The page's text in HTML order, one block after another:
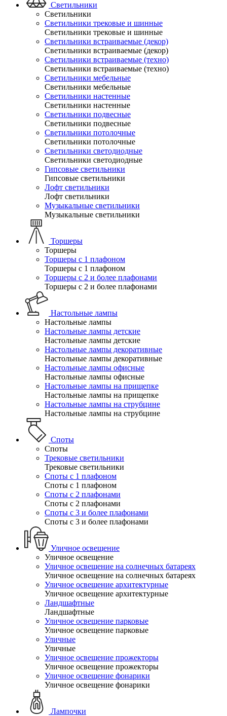
Светильники
Светильники
Светильники трековые и шинные
Светильники трековые и шинные
Светильники встраиваемые (декор)
Светильники встраиваемые (декор)
Светильники встраиваемые (техно)
Светильники встраиваемые (техно)
Светильники мебельные
Светильники мебельные
Светильники настенные
Светильники настенные
Светильники подвесные
Светильники подвесные
Светильники потолочные
Светильники потолочные
Светильники светодиодные
Светильники светодиодные
Гипсовые светильники
Гипсовые светильники
Лофт светильники
Лофт светильники
Музыкальные светильники
Музыкальные светильники
Торшеры
Торшеры
Торшеры с 1 плафоном
Торшеры с 1 плафоном
Торшеры с 2 и более плафонами
Торшеры с 2 и более плафонами
Настольные лампы
Настольные лампы
Настольные лампы детские
Настольные лампы детские
Настольные лампы декоративные
Настольные лампы декоративные
Настольные лампы офисные
Настольные лампы офисные
Настольные лампы на прищепке
Настольные лампы на прищепке
Настольные лампы на струбцине
Настольные лампы на струбцине
Споты
Споты
Трековые светильники
Трековые светильники
Споты с 1 плафоном
Споты с 1 плафоном
Споты с 2 плафонами
Споты с 2 плафонами
Споты с 3 и более плафонами
Споты с 3 и более плафонами
Уличное освещение
Уличное освещение
Уличное освещение на солнечных батареях
Уличное освещение на солнечных батареях
Уличное освещение архитектурные
Уличное освещение архитектурные
Ландшафтные
Ландшафтные
Уличное освещение парковые
Уличное освещение парковые
Уличные
Уличные
Уличное освещение прожекторы
Уличное освещение прожекторы
Уличное освещение фонарики
Уличное освещение фонарики
Лампочки